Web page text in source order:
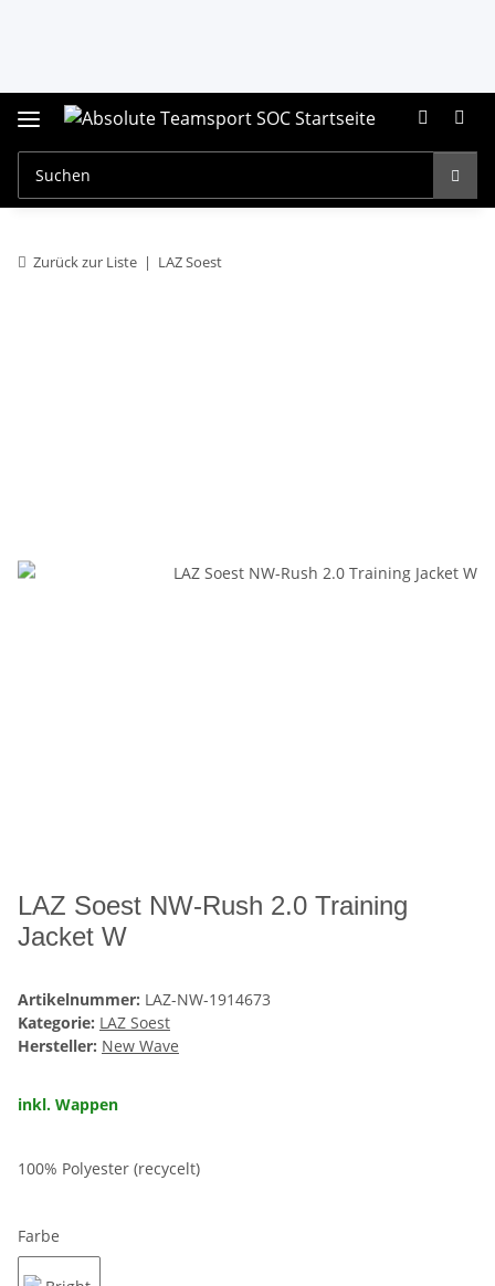
Zurück zur Liste LAZ Soest
LAZ Soest NW-Rush 2.0 Training
Jacket W
Artikelnummer: LAZ-NW-1914673
Kategorie: LAZ Soest
Hersteller: New Wave
inkl. Wappen
100% Polyester (recycelt)
Farbe